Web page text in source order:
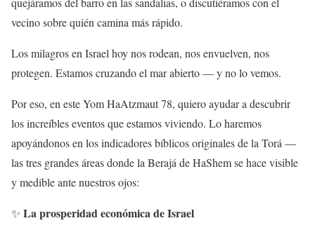
vecino sobre quién camina más rápido.
Los milagros en Israel hoy nos rodean, nos envuelven, nos
protegen. Estamos cruzando el mar abierto — y no lo vemos.
Por eso, en este Yom HaAtzmaut 78, quiero ayudar a descubrir
los increíbles eventos que estamos viviendo. Lo haremos
apoyándonos en los indicadores bíblicos originales de la Torá —
las tres grandes áreas donde la Berajá de HaShem se hace visible
y medible ante nuestros ojos:
✨ La prosperidad económica de Israel